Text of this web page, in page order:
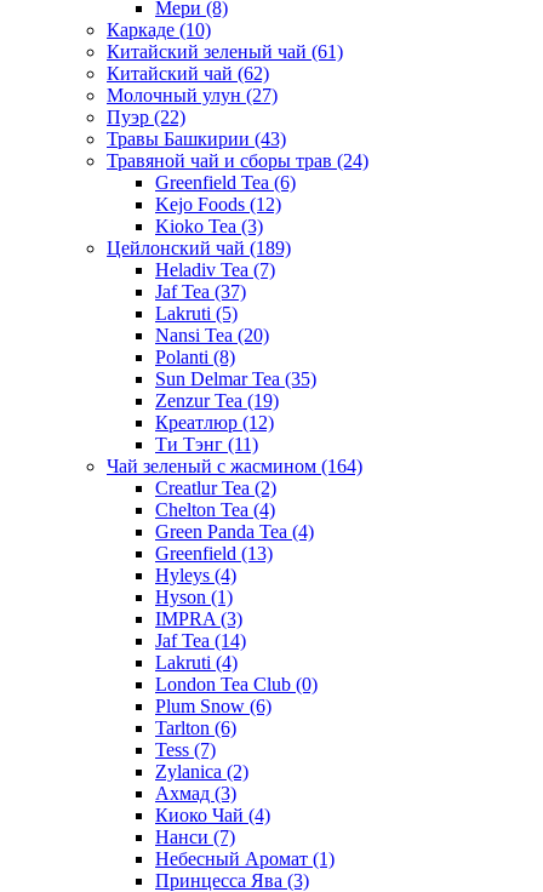
Мери (8)
Каркаде (10)
Китайский зеленый чай (61)
Китайский чай (62)
Молочный улун (27)
Пуэр (22)
Травы Башкирии (43)
Травяной чай и сборы трав (24)
Greenfield Tea (6)
Kejo Foods (12)
Kioko Tea (3)
Цейлонский чай (189)
Heladiv Tea (7)
Jaf Tea (37)
Lakruti (5)
Nansi Tea (20)
Polanti (8)
Sun Delmar Tea (35)
Zenzur Tea (19)
Креатлюр (12)
Ти Тэнг (11)
Чай зеленый с жасмином (164)
Creatlur Tea (2)
Chelton Tea (4)
Green Panda Tea (4)
Greenfield (13)
Hyleys (4)
Hyson (1)
IMPRA (3)
Jaf Tea (14)
Lakruti (4)
London Tea Club (0)
Plum Snow (6)
Tarlton (6)
Tess (7)
Zylanica (2)
Ахмад (3)
Киоко Чай (4)
Нанси (7)
Небесный Аромат (1)
Принцесса Ява (3)